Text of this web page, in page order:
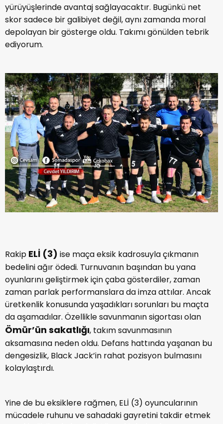
yürüyüşlerinde avantaj sağlayacaktır. Bugünkü net
skor sadece bir galibiyet değil, aynı zamanda moral
depolayan bir gösterge oldu. Takımı gönülden tebrik
ediyorum.
Rakip ELİ (3) ise maça eksik kadrosuyla çıkmanın
bedelini ağır ödedi. Turnuvanın başından bu yana
oyunlarını geliştirmek için çaba gösterdiler, zaman
zaman parlak performanslara da imza attılar. Ancak
üretkenlik konusunda yaşadıkları sorunları bu maçta
da aşamadılar. Özellikle savunmanın sigortası olan
Ömür’ün sakatlığı, takım savunmasının
aksamasına neden oldu. Defans hattında yaşanan bu
dengesizlik, Black Jack’in rahat pozisyon bulmasını
kolaylaştırdı.
Yine de bu eksiklere rağmen, ELİ (3) oyuncularının
mücadele ruhunu ve sahadaki gayretini takdir etmek